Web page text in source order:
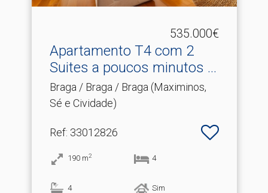
535.000€
Apartamento T4 com 2
Suites a poucos minutos .​..
Braga / Braga / Braga (Maximinos,
Sé e Cividade)
Ref: 33012826
190 m2 4
4 Sim